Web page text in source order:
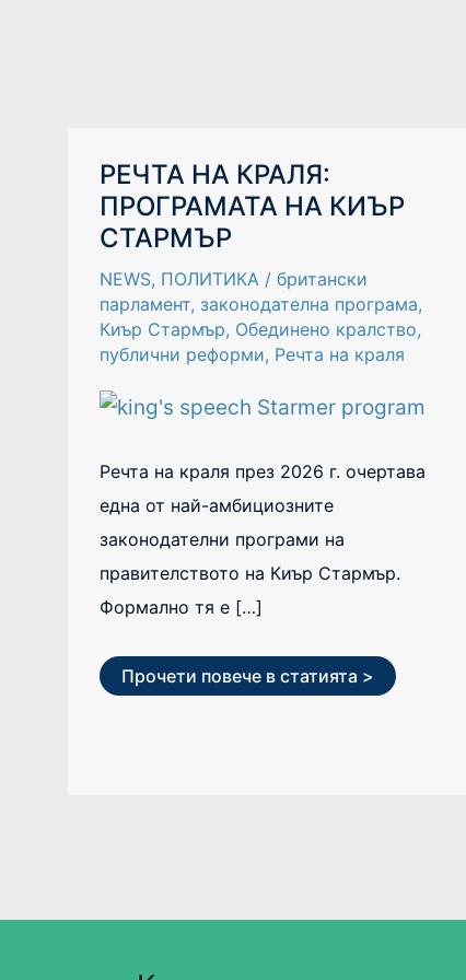
РЕЧТА НА КРАЛЯ:
ПРОГРАМАТА НА КИЪР
СТАРМЪР
NEWS, ПОЛИТИКА/ британски
парламент, законодателна програма,
Киър Стармър, Обединено кралство,
публични реформи, Речта на краля
Речта на краля през 2026 г. очертава
една от най-амбициозните
законодателни програми на
правителството на Киър Стармър.
Формално тя е […]
РЕЧТА
НА
КРАЛЯ:
ПРОГРАМАТА
НА
КИЪР
СТАРМЪР
Прочети повече в статията >